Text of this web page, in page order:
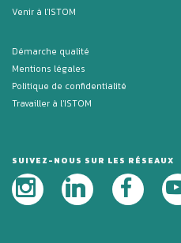
Venir à l'ISTOM
Démarche qualité
Mentions légales
Politique de confidentialité
Travailler à l'ISTOM
SUIVEZ-NOUS SUR LES RÉSEAUX